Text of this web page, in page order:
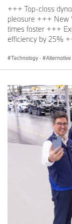
+++ Top-class
pleasure +++ New
times faster +++
efficiency by 25%
Technology · Alternative